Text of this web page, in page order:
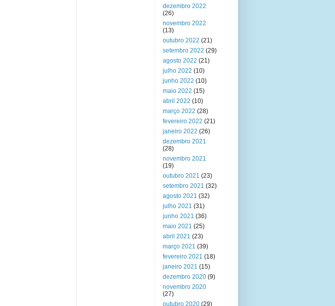
dezembro 2022
(26)
novembro 2022
(13)
outubro 2022 (21)
setembro 2022 (29)
agosto 2022 (21)
julho 2022 (10)
junho 2022 (10)
maio 2022 (15)
abril 2022 (10)
março 2022 (28)
fevereiro 2022 (21)
janeiro 2022 (26)
dezembro 2021
(28)
novembro 2021
(19)
outubro 2021 (23)
setembro 2021 (32)
agosto 2021 (32)
julho 2021 (31)
junho 2021 (36)
maio 2021 (25)
abril 2021 (23)
março 2021 (39)
fevereiro 2021 (18)
janeiro 2021 (15)
dezembro 2020 (9)
novembro 2020
(27)
outubro 2020 (29)